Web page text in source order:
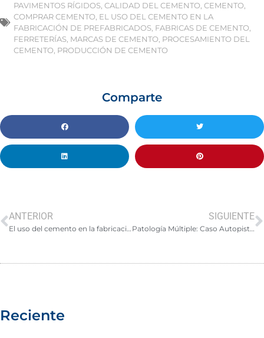
PAVIMENTOS RÍGIDOS, CALIDAD DEL CEMENTO, CEMENTO,
COMPRAR CEMENTO, EL USO DEL CEMENTO EN LA
FABRICACIÓN DE PREFABRICADOS, FABRICAS DE CEMENTO,
FERRETERÍAS, MARCAS DE CEMENTO, PROCESAMIENTO DEL
CEMENTO, PRODUCCIÓN DE CEMENTO
Comparte
ANTERIOR
El uso del cemento en la fabricación de prefabricados: eficiencia, sostenibilidad y versatilidad
SIGUIENTE
Patología Múltiple: Caso Autopista Norte de Bogotá
Reciente